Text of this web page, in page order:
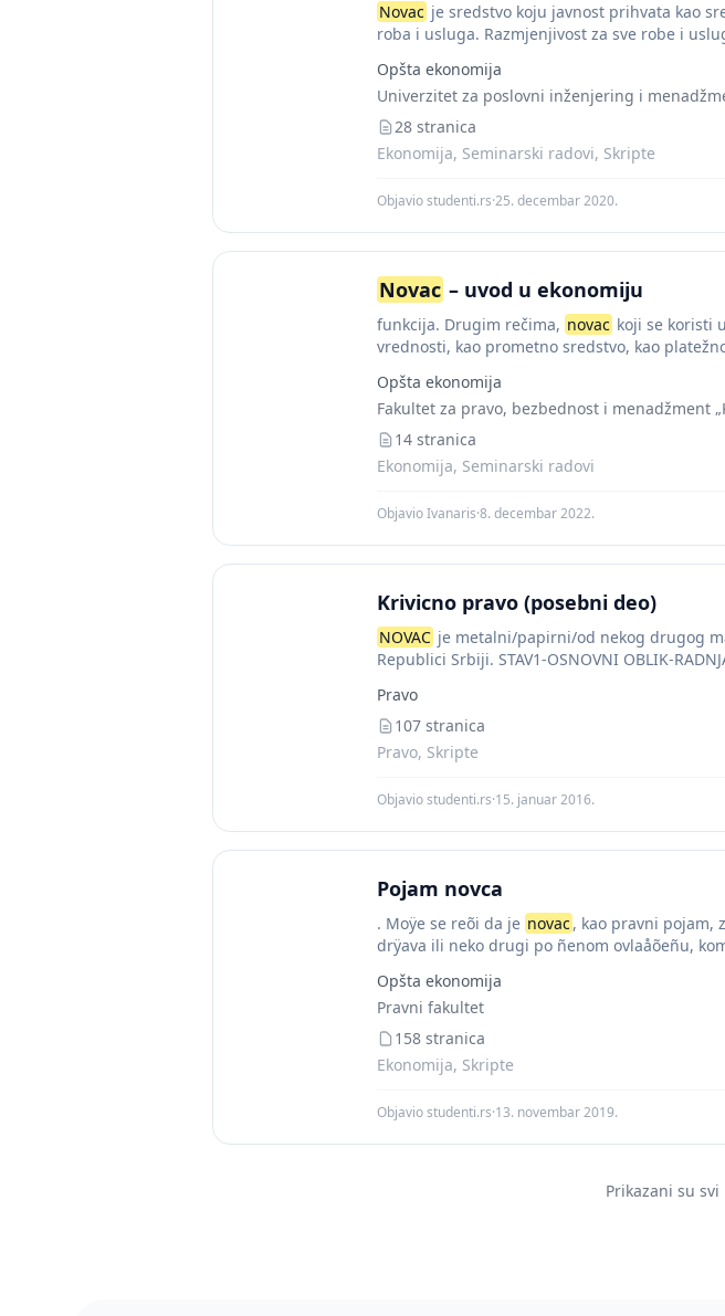
Novac je sredstvo koju javnost prihvata kao
roba i usluga. Razmjenjivost za sve robe i
Opšta ekonomija
Univerzitet za poslovni inženjering i
28 stranica
Ekonomija, Seminarski radovi, Skripte
Objavio studenti.rs·25. decembar 2020.
Novac – uvod u ekonomiju
funkcija. Drugim rečima, novac koji se koristi
vrednosti, kao prometno sredstvo, kao
Opšta ekonomija
Fakultet za pravo, bezbednost i menadžment
14 stranica
Ekonomija, Seminarski radovi
Objavio Ivanaris·8. decembar 2022.
Krivicno pravo (posebni deo)
NOVAC je metalni/papirni/od nekog drugog
Republici Srbiji. STAV1-OSNOVNI OBLIK-
Pravo
107 stranica
Pravo, Skripte
Objavio studenti.rs·15. januar 2016.
Pojam novca
. Moÿe se reõi da je novac, kao pravni pojam,
drÿava ili neko drugi po ñenom ovlaåõeñu,
Opšta ekonomija
Pravni fakultet
158 stranica
Ekonomija, Skripte
Objavio studenti.rs·13. novembar 2019.
Prikazani su